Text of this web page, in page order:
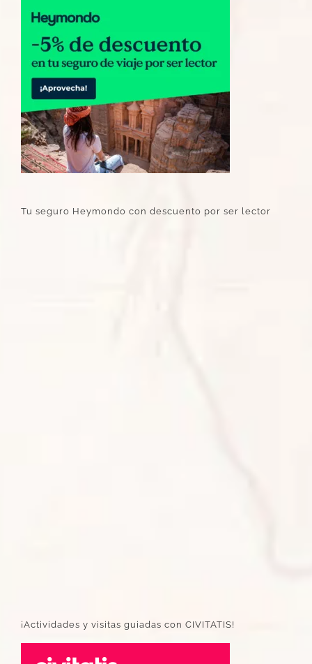
Tu seguro Heymondo con descuento por ser lector
¡Actividades y visitas guiadas con CIVITATIS!